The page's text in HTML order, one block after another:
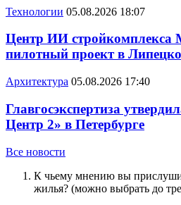
Технологии 05.08.2026 18:07
Центр ИИ стройкомплекса
пилотный проект в
Архитектура 05.08.2026 17:40
Главгосэкспертиза
Центр 2» в Петербурге
Все новости
К чьему мнению вы
жилья? (можно выбрать до